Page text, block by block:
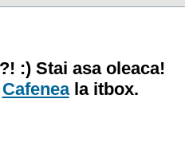
:) Stai asa oleaca!
Cafeneala itbox.